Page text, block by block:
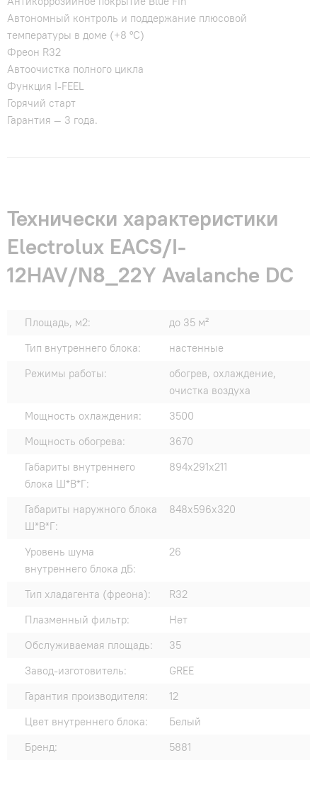
Автономный контроль и поддержание плюсовой
температуры в доме (+8 °C)
Фреон R32
Автоочистка полного цикла
Функция I-FEEL
Горячий старт
Гарантия — 3 года.
Технически характеристики
Electrolux EACS/I-
12HAV/N8_22Y Avalanche DC
Площадь, м2:
до 35 м²
Тип внутреннего блока:
настенные
Режимы работы:
обогрев, охлаждение,
очистка воздуха
Мощность охлаждения:
3500
Мощность обогрева:
3670
Габариты внутреннего
блока Ш*В*Г:
894х291х211
Габариты наружного блока
Ш*В*Г:
848x596x320
Уровень шума
внутреннего блока дБ:
26
Тип хладагента (фреона):
R32
Плазменный фильтр:
Нет
Обслуживаемая площадь:
35
Завод-изготовитель:
GREE
Гарантия производителя:
12
Цвет внутреннего блока:
Белый
Бренд:
5881